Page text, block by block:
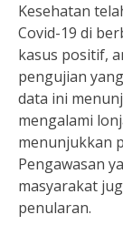
Kesehatan
Covid-19 di
kasus positif,
pengujian
data ini
mengalami
menunjukkan
Pengawasan
masyarakat
penularan.